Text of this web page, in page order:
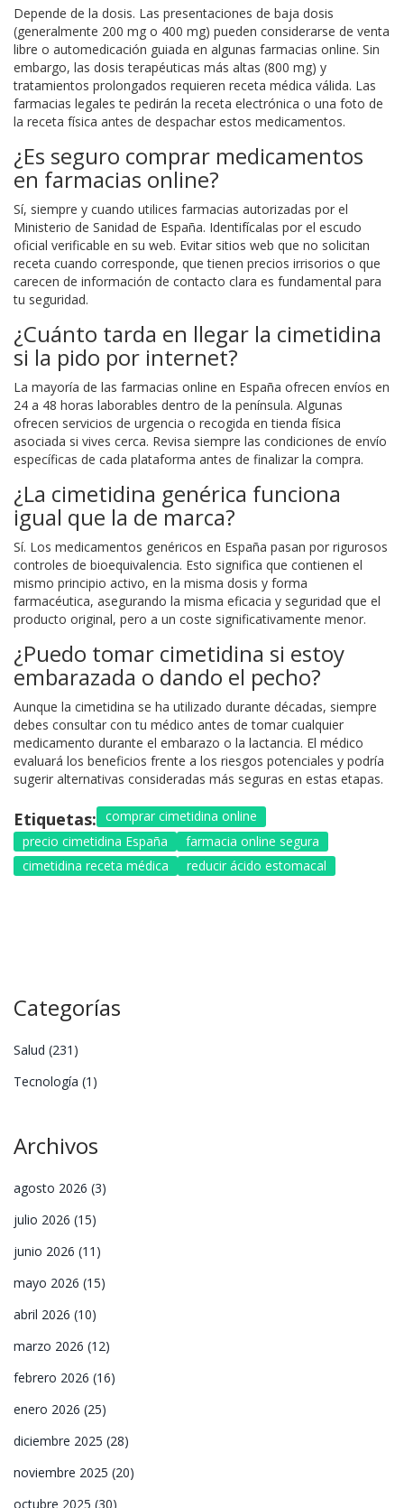
Depende de la dosis. Las presentaciones de baja dosis
(generalmente 200 mg o 400 mg) pueden considerarse de venta
libre o automedicación guiada en algunas farmacias online. Sin
embargo, las dosis terapéuticas más altas (800 mg) y
tratamientos prolongados requieren receta médica válida. Las
farmacias legales te pedirán la receta electrónica o una foto de
la receta física antes de despachar estos medicamentos.
¿Es seguro comprar medicamentos
en farmacias online?
Sí, siempre y cuando utilices farmacias autorizadas por el
Ministerio de Sanidad de España. Identifícalas por el escudo
oficial verificable en su web. Evitar sitios web que no solicitan
receta cuando corresponde, que tienen precios irrisorios o que
carecen de información de contacto clara es fundamental para
tu seguridad.
¿Cuánto tarda en llegar la cimetidina
si la pido por internet?
La mayoría de las farmacias online en España ofrecen envíos en
24 a 48 horas laborables dentro de la península. Algunas
ofrecen servicios de urgencia o recogida en tienda física
asociada si vives cerca. Revisa siempre las condiciones de envío
específicas de cada plataforma antes de finalizar la compra.
¿La cimetidina genérica funciona
igual que la de marca?
Sí. Los medicamentos genéricos en España pasan por rigurosos
controles de bioequivalencia. Esto significa que contienen el
mismo principio activo, en la misma dosis y forma
farmacéutica, asegurando la misma eficacia y seguridad que el
producto original, pero a un coste significativamente menor.
¿Puedo tomar cimetidina si estoy
embarazada o dando el pecho?
Aunque la cimetidina se ha utilizado durante décadas, siempre
debes consultar con tu médico antes de tomar cualquier
medicamento durante el embarazo o la lactancia. El médico
evaluará los beneficios frente a los riesgos potenciales y podría
sugerir alternativas consideradas más seguras en estas etapas.
Etiquetas: comprar cimetidina online
precio cimetidina España
farmacia online segura
cimetidina receta médica
reducir ácido estomacal
Categorías
Salud (231)
Tecnología (1)
Archivos
agosto 2026 (3)
julio 2026 (15)
junio 2026 (11)
mayo 2026 (15)
abril 2026 (10)
marzo 2026 (12)
febrero 2026 (16)
enero 2026 (25)
diciembre 2025 (28)
noviembre 2025 (20)
octubre 2025 (30)